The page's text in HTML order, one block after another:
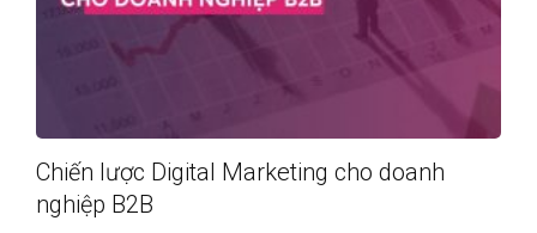
Chiến lược Digital Marketing cho doanh
nghiệp B2B